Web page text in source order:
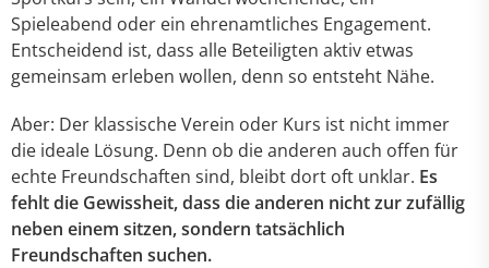
Spieleabend oder ein ehrenamtliches Engagement.
Entscheidend ist, dass alle Beteiligten aktiv etwas
gemeinsam erleben wollen, denn so entsteht Nähe.
Aber: Der klassische Verein oder Kurs ist nicht immer
die ideale Lösung. Denn ob die anderen auch offen für
echte Freundschaften sind, bleibt dort oft unklar. Es
fehlt die Gewissheit, dass die anderen nicht zur zufällig
neben einem sitzen, sondern tatsächlich
Freundschaften suchen.